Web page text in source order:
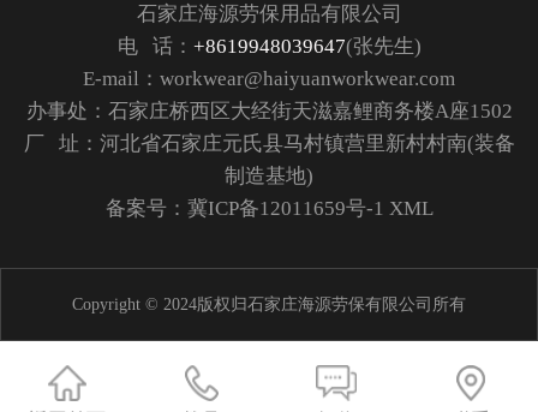
石家庄海源劳保用品有限公司
电 话： +8619948039647(张先生)
E-mail：workwear@haiyuanworkwear.com
办事处：石家庄桥西区大经街天滋嘉鲤商务楼A座1502
厂 址：河北省石家庄元氏县马村镇营里新村村南(装备
制造基地)
备案号： 冀ICP备12011659号-1 XML
Copyright © 2024版权归石家庄海源劳保有限公司所有